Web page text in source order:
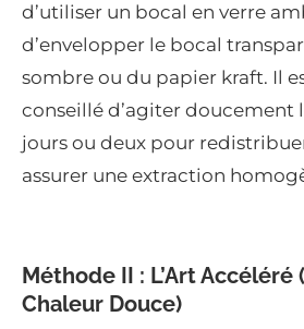
d’utiliser un bocal en verre
d’envelopper le bocal
sombre ou du papier kraft. Il
conseillé d’agiter doucement
jours ou deux pour
assurer une extraction
Méthode II : L’Art Accéléré
Chaleur Douce)